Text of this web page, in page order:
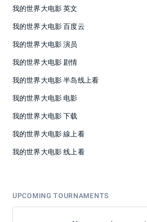
我的世界大电影 英文
我的世界大电影 百度云
我的世界大电影 演员
我的世界大电影 剧情
我的世界大电影 半岛线上看
我的世界大电影 电影
我的世界大电影 下载
我的世界大电影 線上看
我的世界大电影 线上看
UPCOMING TOURNAMENTS